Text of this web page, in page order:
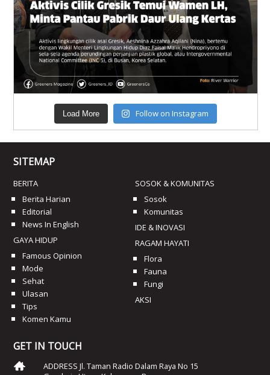
Load More Follow on Instagram
SITEMAP
BERITA
Berita Harian
Editorial
News In English
GAYA HIDUP
Famous Opinion
Mode
Sehat
Ulasan
Tips
Komen Kamu
SOSOK & KOMUNITAS
Sosok
Komunitas
IDE & INOVASI
RAGAM HAYATI
Flora
Fauna
Fungi
AKSI
GET IN TOUCH
ADDRESS Jl. Taman Radio Dalam Raya No 15